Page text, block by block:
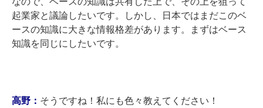
起業家と議論したいです。しかし、日本ではまだこのベ
ースの知識に大きな情報格差があります。まずはベース
知識を同じにしたいです。
高野： そうですね！私にも色々教えてください！